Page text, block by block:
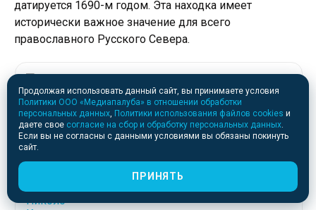
датируется 1690-м годом. Эта находка имеет
исторически важное значение для всего
православного Русского Севера.
«Севмаш» обнаружено место
захоронения игумена Николо-
Корельского монастыря
Продолжая использовать данный сайт, вы принимаете условия
Политики ООО «Медиапалуба» в отношении обработки
персональных данных Политики использования файлов cookies и
даете свое согласие на сбор и обработку персональных данных
Если вы не согласны с данными условиями вы обязаны покинуть
сайт.
ПРИНЯТЬ